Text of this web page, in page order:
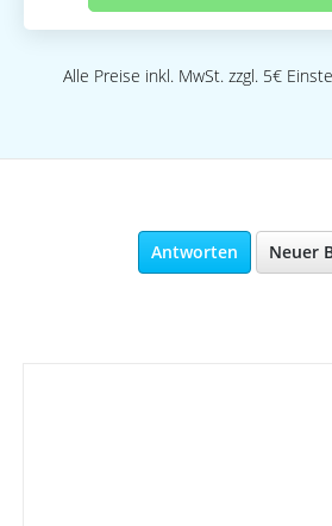
Alle Preise inkl. MwSt. zzgl. 5€
Antworten Neuer